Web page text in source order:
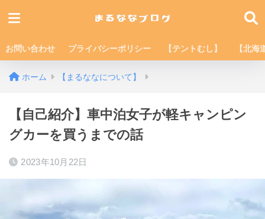
お問い合わせ プライバシーポリシー 【テントむし】 【北海
ホーム 【まるななについて】
【自己紹介】車中泊女子が軽キャンピン
グカーを買うまでの話
2023年10月22日